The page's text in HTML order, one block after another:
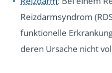
Reizdarmsyndrom
funktionelle
deren Ursache nicht